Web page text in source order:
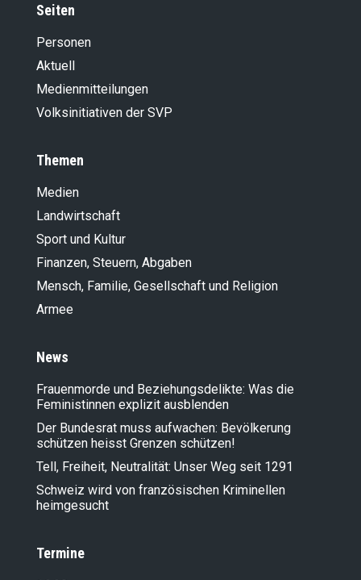
Seiten
Personen
Aktuell
Medienmitteilungen
Volksinitiativen der SVP
Themen
Medien
Landwirt­schaft
Sport und Kultur
Finanzen, Steuern, Abgaben
Mensch, Familie, Gesellschaft und Religion
Armee
News
Frauenmorde und Beziehungsdelikte: Was die
Feministinnen explizit ausblenden
Der Bundesrat muss aufwachen: Bevölkerung
schützen heisst Grenzen schützen!
Tell, Freiheit, Neutralität: Unser Weg seit 1291
Schweiz wird von französischen Kriminellen
heimgesucht
Termine